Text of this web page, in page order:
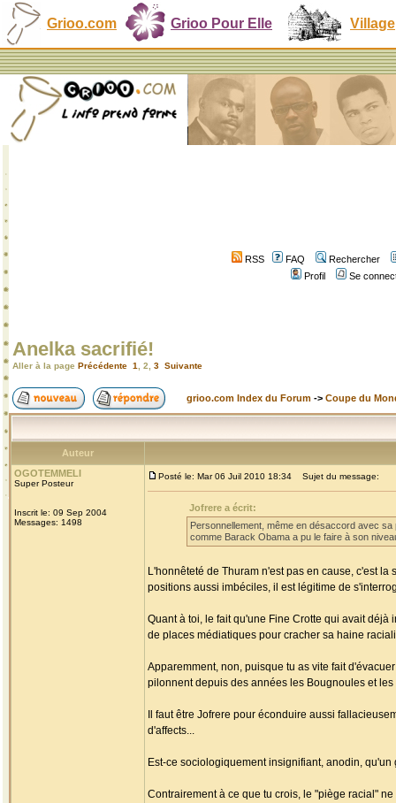
Grioo.com Grioo Pour Elle Village
RSS FAQ
Rechercher
Profil
Se
Anelka sacrifié!
Aller à la page Précédente 1 2 3 Suivante
grioo.com Index du Forum -> Coupe du
Auteur
OGOTEMMELI
Super Posteur
Inscrit le: 09 Sep 2004
Messages: 1498
Posté le: Mar 06 Juil 2010 18:34 Sujet du message:
Jofrere a écrit:
Personnellement, même en désaccord avec
comme Barack Obama a pu le faire à son
L'honnêteté de Thuram n'est pas en cause, c'est
positions aussi imbéciles, il est légitime de
Quant à toi, le fait qu'une Fine Crotte qui avait
de places médiatiques pour cracher sa haine
Apparemment, non, puisque tu as vite fait
pilonnent depuis des années les Bougnoules et les
Il faut être Jofrere pour éconduire aussi
d'affects...
Est-ce sociologiquement insignifiant, anodin,
Contrairement à ce que tu crois, le "piège racial"